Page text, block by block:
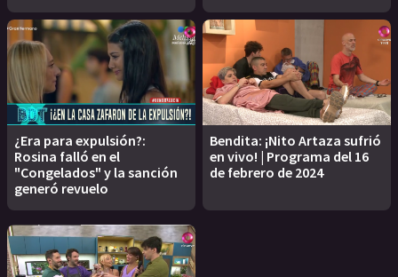
¿Era para expulsión?:
Rosina falló en el
"Congelados" y la sanción
generó revuelo
Bendita: ¡Nito Artaza sufrió
en vivo! | Programa del 16
de febrero de 2024